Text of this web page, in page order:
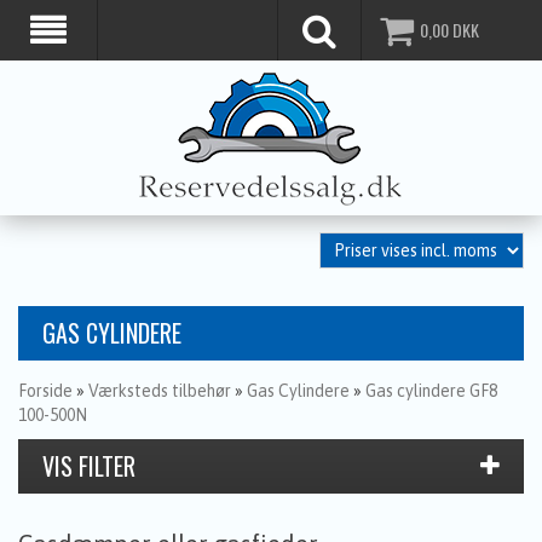
0,00DKK
GAS CYLINDERE
Forside » Værksteds tilbehør » Gas Cylindere » Gas cylindere GF8
100-500N